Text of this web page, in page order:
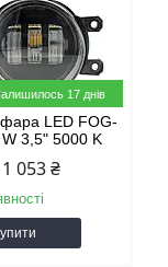
17 днів
LED FOG-
3,5" 5000 K
1 053 ₴